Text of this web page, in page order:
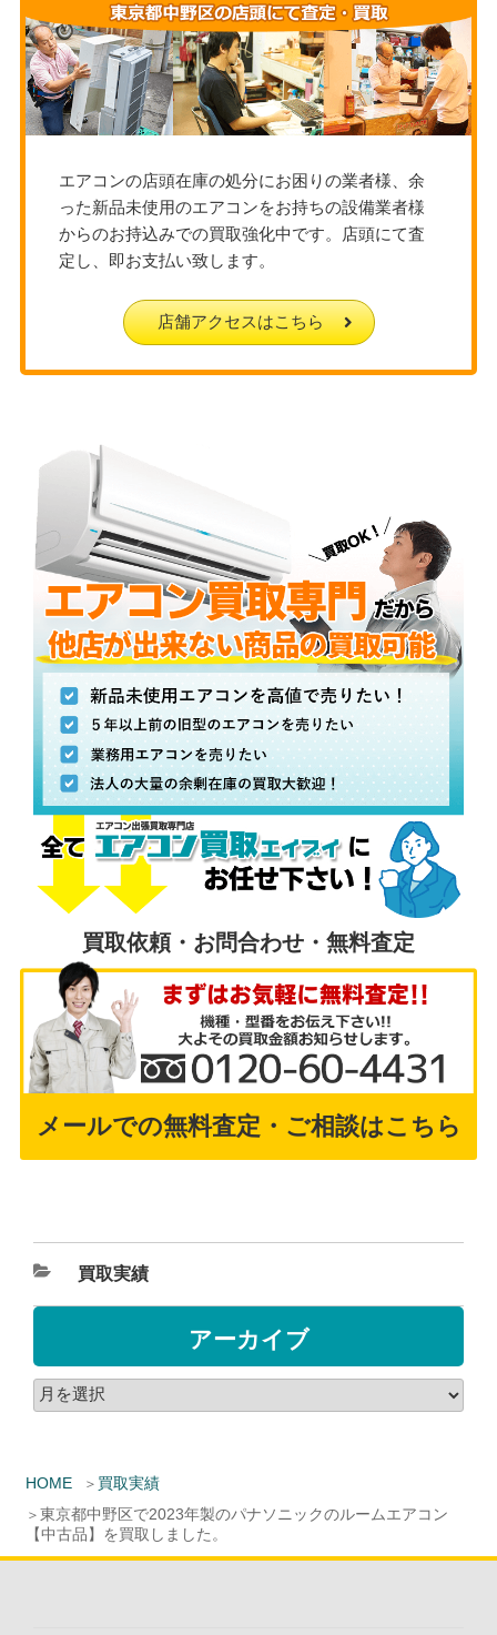
HOME
買取実績
東京都中野区で2023年製のパナソニックのルームエアコン
【中古品】を買取しました。
エアコンの店頭在庫の処分にお困りの業者様、余
った新品未使用のエアコンをお持ちの設備業者様
からのお持込みでの買取強化中です。店頭にて査
定し、即お支払い致します。
店舗アクセスはこちら
買取依頼・お問合わせ・無料査定
メールでの無料査定・ご相談はこちら
買取実績
アーカイブ